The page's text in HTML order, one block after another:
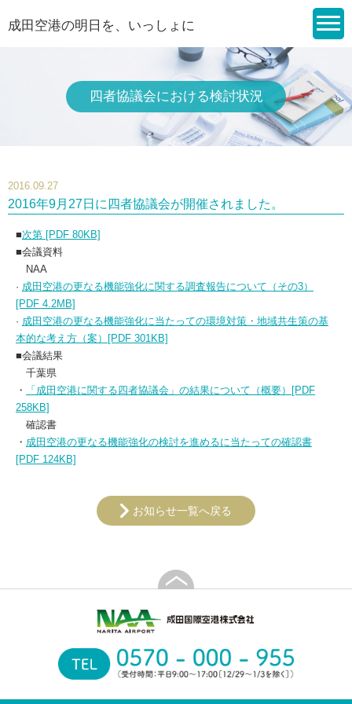
成田空港の明日を、いっしょに
四者協議会における検討状況
2016.09.27
2016年9月27日に四者協議会が開催されました。
■次第 [PDF 80KB]
■会議資料
NAA
· 成田空港の更なる機能強化に関する調査報告について（その3）
[PDF 4.2MB]
· 成田空港の更なる機能強化に当たっての環境対策・地域共生策の基
本的な考え方（案）[PDF 301KB]
■会議結果
千葉県
・
「成田空港に関する四者協議会」の結果について（概要）[PDF
258KB]
確認書
・ 成田空港の更なる機能強化の検討を進めるに当たっての確認書
[PDF 124KB]
お知らせ一覧へ戻る